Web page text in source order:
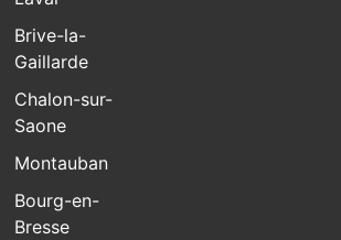
Brive-la-
Gaillarde
Chalon-sur-
Saone
Montauban
Bourg-en-
Bresse